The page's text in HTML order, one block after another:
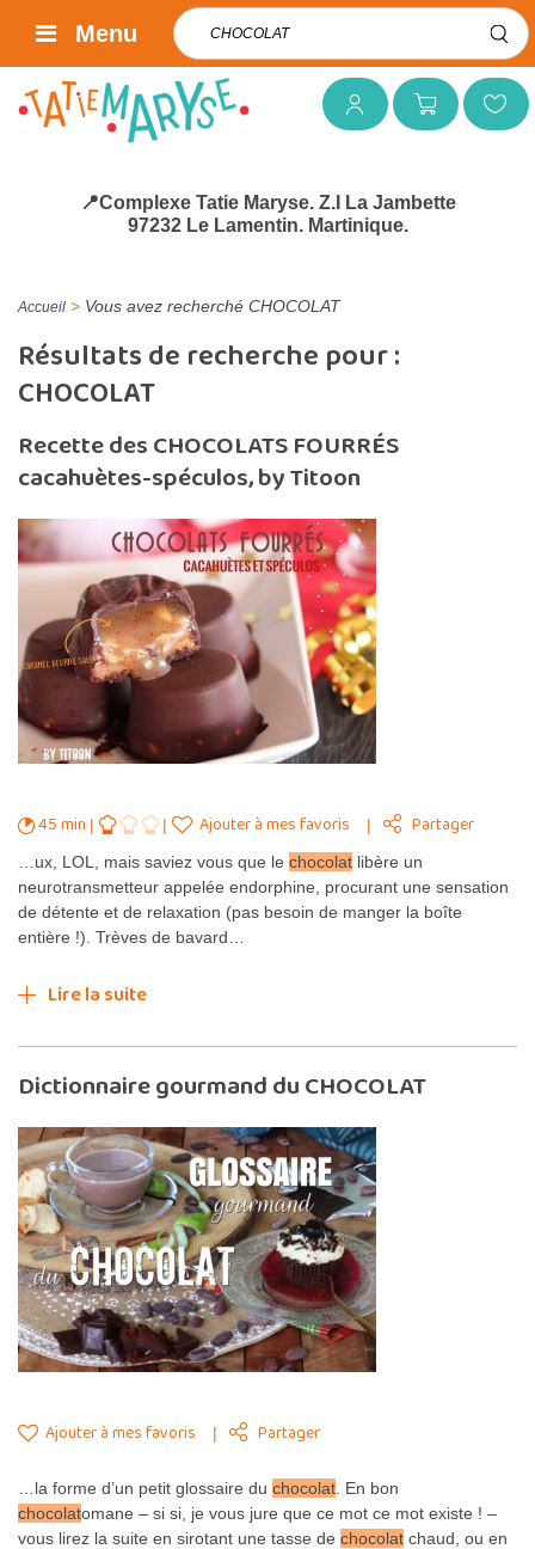
Mon compteMon panierMes favoris
Rechercher :
Menu
📍Complexe Tatie Maryse. Z.I La Jambette
97232 Le Lamentin. Martinique.
Accueil > Vous avez recherché CHOCOLAT
Résultats de recherche pour :
CHOCOLAT
Recette des CHOCOLATS FOURRÉS
cacahuètes-spéculos, by Titoon
45 min Ajouter à mes favoris Partager
…ux, LOL, mais saviez vous que le chocolat libère un
neurotransmetteur appelée endorphine, procurant une sensation
de détente et de relaxation (pas besoin de manger la boîte
entière !). Trèves de bavard…
Lire la suite
Dictionnaire gourmand du CHOCOLAT
Ajouter à mes favoris Partager
…la forme d’un petit glossaire du chocolat . En bon
chocolatomane – si si, je vous jure que ce mot ce mot existe ! –
vous lirez la suite en sirotant une tasse de chocolat chaud, ou en